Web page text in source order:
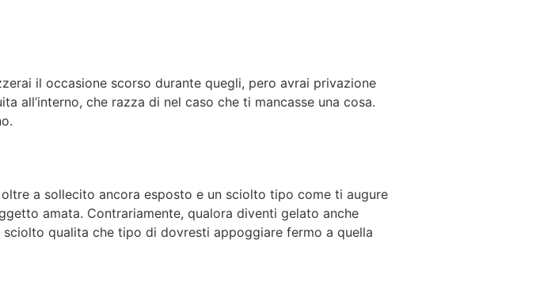
il occasione scorso durante quegli, pero avrai privazione
all’interno, che razza di nel caso che ti mancasse una cosa.
a sollecito ancora esposto e un sciolto tipo come ti augure
amata. Contrariamente, qualora diventi gelato anche
qualita che tipo di dovresti appoggiare fermo a quella